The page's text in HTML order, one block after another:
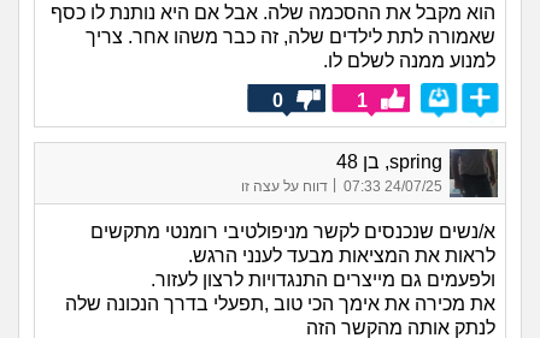
הוא מקבל את ההסכמה שלה. אבל אם היא נותנת לו כסף
שאמורה לתת לילדים שלה, זה כבר משהו אחר. צריך
למנוע ממנה לשלם לו.
1
0
spring, בן 48
24/07/25 07:33
| דווח על עצה זו
א/נשים שנכנסים לקשר מניפולטיבי רומנטי מתקשים
לראות את המציאות מבעד לענני הרגש.
ולפעמים גם מייצרים התנגדויות לרצון לעזור.
את מכירה את אימך הכי טוב ,תפעלי בדרך הנכונה שלה
לנתק אותה מהקשר הזה